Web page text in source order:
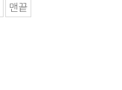
맨끝